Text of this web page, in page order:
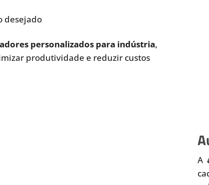
desejado
personalizados para indústria,
produtividade e reduzir custos
A